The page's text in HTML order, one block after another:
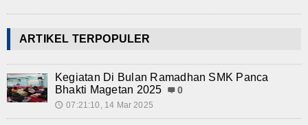
Album Foto
E-Learning
ARTIKEL TERPOPULER
Kegiatan Di Bulan Ramadhan SMK Panca
Bhakti Magetan 2025
0
🕔 07:21:10, 14 Mar 2025